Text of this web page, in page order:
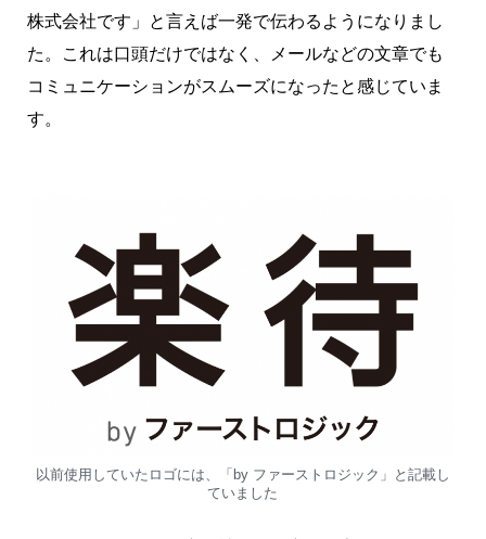
株式会社です」と言えば一発で伝わるようになりまし
た。これは口頭だけではなく、メールなどの文章でも
コミュニケーションがスムーズになったと感じていま
す。
以前使用していたロゴには、「by ファーストロジック」と記載し
ていました